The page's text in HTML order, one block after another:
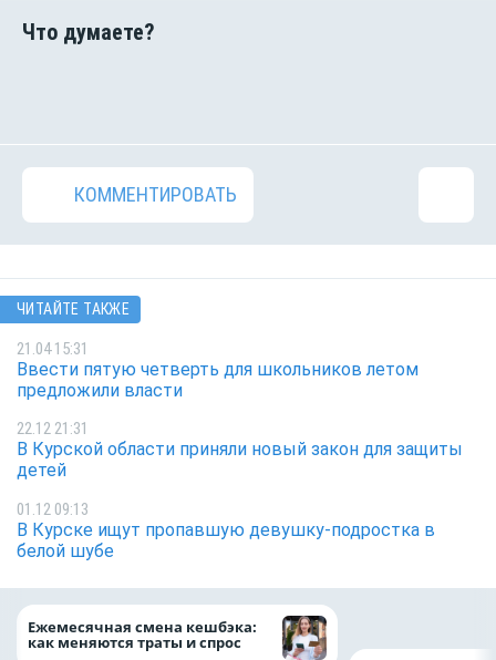
КОММЕНТИРОВАТЬ
ЧИТАЙТЕ ТАКЖЕ
21.04 15:31
Ввести пятую четверть для школьников летом
предложили власти
22.12 21:31
В Курской области приняли новый закон для защиты
детей
01.12 09:13
В Курске ищут пропавшую девушку-подростка в
белой шубе
Ежемесячная смена кешбэка:
как меняются траты и спрос